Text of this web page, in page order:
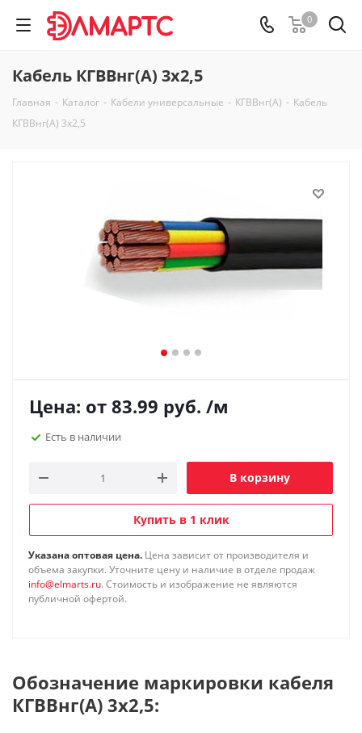
0
Кабель КГВВнг(А) 3х2,5
Главная - Каталог - Кабели универсальные - КГВВнг(А) - Кабель
КГВВнг(А) 3х2,5
Цена: от 83.99 руб. /м
Есть в наличии
В корзину
Купить в 1 клик
Указана оптовая цена. Цена зависит от производителя и
объема закупки. Уточните цену и наличие в отделе продаж
info@elmarts.ru. Стоимость и изображение не являются
публичной офертой.
Обозначение маркировки кабеля
КГВВнг(А) 3х2,5: